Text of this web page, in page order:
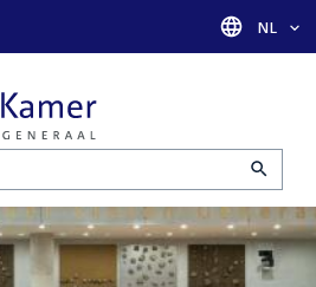
Taal
NL